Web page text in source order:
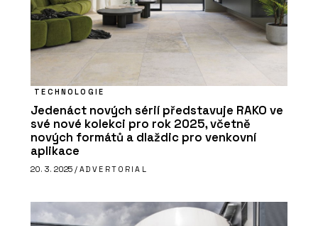
TECHNOLOGIE
Jedenáct nových sérií představuje RAKO ve
své nové kolekci pro rok 2025, včetně
nových formátů a dlaždic pro venkovní
aplikace
20. 3. 2025 / ADVERTORIAL